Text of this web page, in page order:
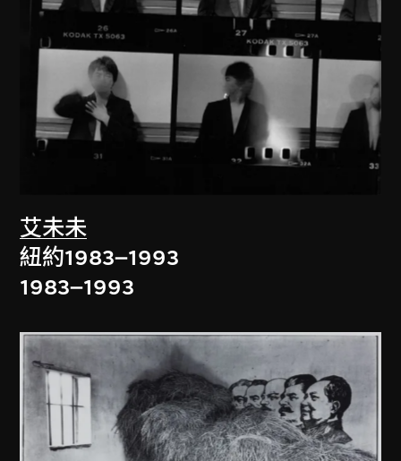
艾未未
紐約1983–1993
1983–1993